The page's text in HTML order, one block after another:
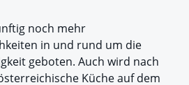
noch mehr
in und rund um die
geboten. Auch wird nach
Küche auf dem